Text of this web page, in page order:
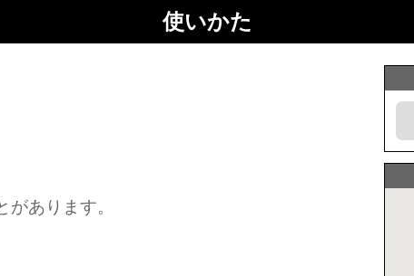
使いかた
あります。